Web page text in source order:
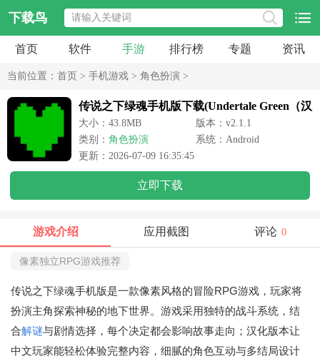
下载鸟
首页 软件 手游 排行榜 专题 资讯
当前位置： 首页 > 手机游戏 > 角色扮演 >
传说之下绿魂手机版下载(Undertale Green（汉
化版）)
大小：43.8MB
版本：v2.1.1
类别： 角色扮演
系统：Android
更新：2026-07-09 16:35:45
立即下载
游戏介绍 应用截图 评论 0
像素独立RPG游戏推荐
传说之下绿魂手机版是一款像素风格的冒险RPG游戏，玩家将
扮演主角探索神秘的地下世界。游戏采用独特的战斗系统，结
合解谜与剧情选择，每个决定都会影响故事走向；汉化版本让
中文玩家能轻松体验完整内容，细腻的角色互动与多结局设计